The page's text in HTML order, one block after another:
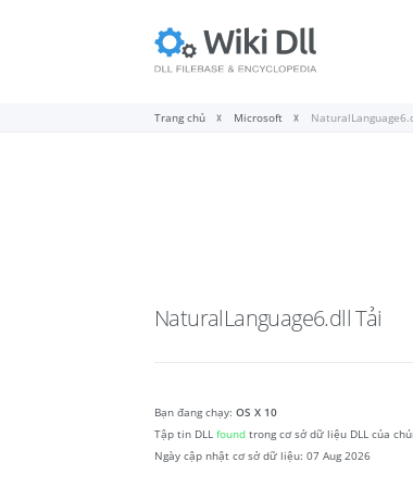
Trang chủ Microsoft
NaturalLanguage6.dll Tải
Bạn đang chạy: OS X 10
Tập tin DLL found trong cơ sở dữ liệu DLL của
Ngày cập nhật cơ sở dữ liệu: 07 Aug 2026